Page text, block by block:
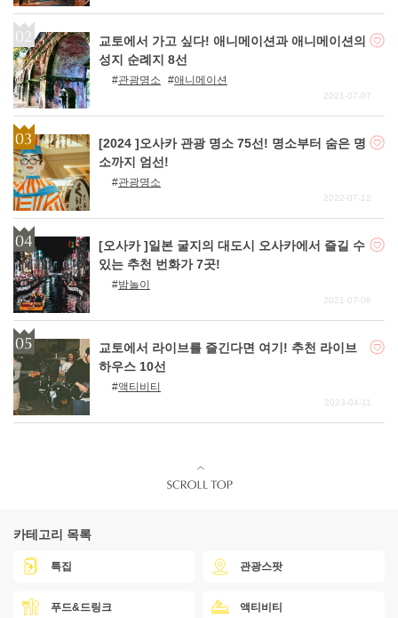
교토에서 가고 싶다! 애니메이션과 애니메이션의
성지 순례지 8선
관광명소 애니메이션
2021-07-07
[2024 ]오사카 관광 명소 75선! 명소부터 숨은 명
소까지 엄선!
관광명소
2022-07-12
[오사카 ]일본 굴지의 대도시 오사카에서 즐길 수
있는 추천 번화가 7곳!
밤놀이
2021-07-06
교토에서 라이브를 즐긴다면 여기! 추천 라이브
하우스 10선
액티비티
2023-04-11
카테고리 목록
특집 관광스팟
푸드&드링크 액티비티